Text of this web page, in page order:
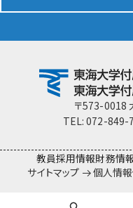
Exam
team Gyosei
〒573-0018
TEL: 072-
教員採用情報財務情
サイトマップ
個人情